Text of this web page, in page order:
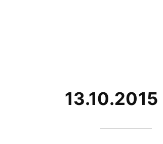
13.10.2015